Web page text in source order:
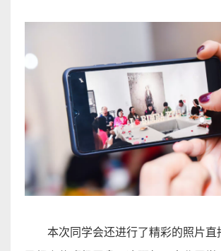
本次同学会还进行了精彩的照片直